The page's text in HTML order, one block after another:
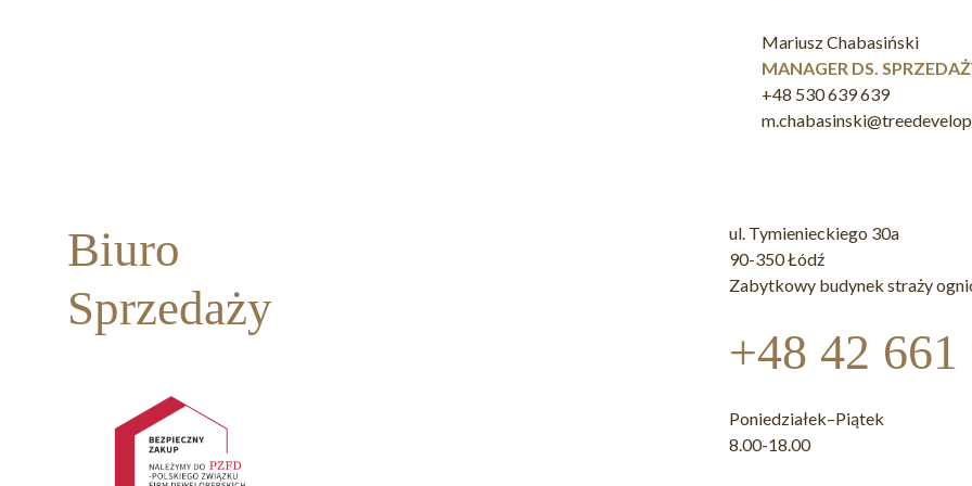
Mariusz Chabasiński
MANAGER DS.
+48 530 639 639
Biuro
Sprzedaży
ul. Tymienieckiego 30a
90-350 Łódź
Zabytkowy budynek straży
+48 42 661
Poniedziałek–Piątek
8.00-18.00